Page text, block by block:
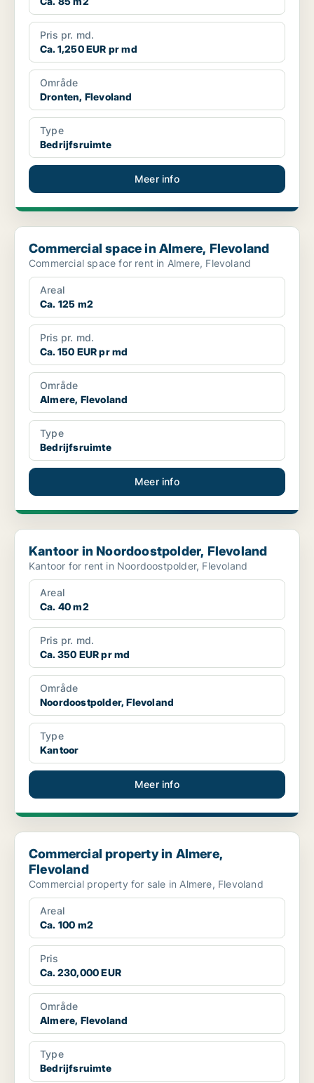
Pris pr. md.
Ca. 1,250 EUR pr md
Område
Dronten, Flevoland
Type
Bedrijfsruimte
Meer info
Commercial space in Almere, Flevoland
Commercial space in Almere, Flevoland
Commercial space for rent in Almere, Flevoland
Areal
Ca. 125 m2
Pris pr. md.
Ca. 150 EUR pr md
Område
Almere, Flevoland
Type
Bedrijfsruimte
Meer info
Kantoor in Noordoostpolder, Flevoland
Kantoor in Noordoostpolder, Flevoland
Kantoor for rent in Noordoostpolder, Flevoland
Areal
Ca. 40 m2
Pris pr. md.
Ca. 350 EUR pr md
Område
Noordoostpolder, Flevoland
Type
Kantoor
Meer info
Commercial property in Almere, Flevoland
Commercial property in Almere,
Flevoland
Commercial property for sale in Almere, Flevoland
Areal
Ca. 100 m2
Pris
Ca. 230,000 EUR
Område
Almere, Flevoland
Type
Bedrijfsruimte